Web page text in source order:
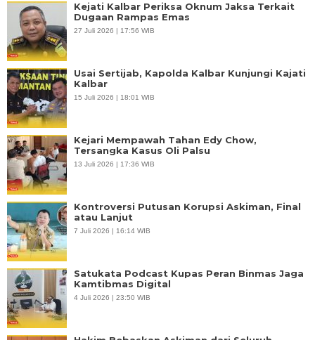
Kejati Kalbar Periksa Oknum Jaksa Terkait
Dugaan Rampas Emas
27 Juli 2026 | 17:56 WIB
Usai Sertijab, Kapolda Kalbar Kunjungi Kajati
Kalbar
15 Juli 2026 | 18:01 WIB
Kejari Mempawah Tahan Edy Chow,
Tersangka Kasus Oli Palsu
13 Juli 2026 | 17:36 WIB
Kontroversi Putusan Korupsi Askiman, Final
atau Lanjut
7 Juli 2026 | 16:14 WIB
Satukata Podcast Kupas Peran Binmas Jaga
Kamtibmas Digital
4 Juli 2026 | 23:50 WIB